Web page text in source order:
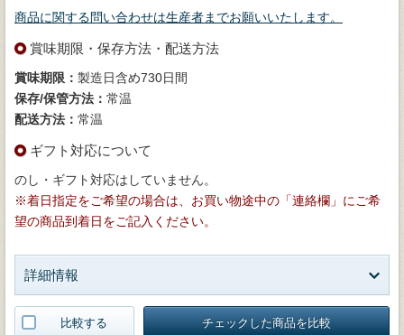
商品に関する問い合わせは生産者までお願いいたします。
賞味期限・保存方法・配送方法
賞味期限： 製造日含め730日間
保存/保管方法： 常温
配送方法： 常温
ギフト対応について
のし・ギフト対応はしていません。
※着日指定をご希望の場合は、お買い物途中の「連絡欄」にご希
望の商品到着日をご記入ください。
詳細情報
比較する チェックした商品を比較